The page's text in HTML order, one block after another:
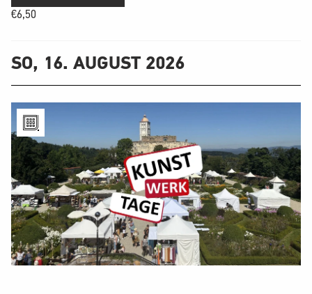
€6,50
SO, 16. AUGUST 2026